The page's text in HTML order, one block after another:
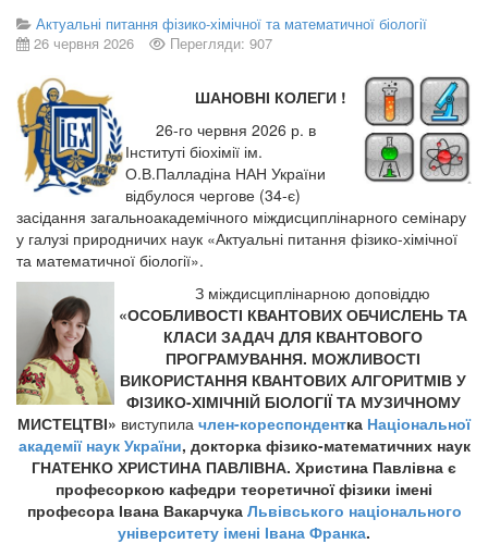
Актуальні питання фізико-хімічної та математичної біології
26 червня 2026
Перегляди: 907
ШАНОВНІ КОЛЕГИ !
26-го червня 2026 р. в
Інституті біохімії ім.
О.В.Палладіна НАН України
відбулося чергове (34-є)
засідання загальноакадемічного міждисциплінарного семінару
у галузі природничих наук «Актуальні питання фізико-хімічної
та математичної біології».
З міждисциплінарною доповіддю
«ОСОБЛИВОСТІ КВАНТОВИХ ОБЧИСЛЕНЬ ТА
КЛАСИ ЗАДАЧ ДЛЯ КВАНТОВОГО
ПРОГРАМУВАННЯ. МОЖЛИВОСТІ
ВИКОРИСТАННЯ КВАНТОВИХ АЛГОРИТМІВ У
ФІЗИКО-ХІМІЧНІЙ БІОЛОГІЇ ТА МУЗИЧНОМУ
МИСТЕЦТВІ» виступила член-кореспондентка Національної
академії наук України, докторка фізико-математичних наук
ГНАТЕНКО ХРИСТИНА ПАВЛІВНА. Христина Павлівна є
професоркою кафедри теоретичної фізики імені
професора Івана Вакарчука Львівського національного
університету імені Івана Франка.